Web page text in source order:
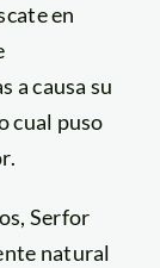
en
a causa su
cual puso
Serfor
natural